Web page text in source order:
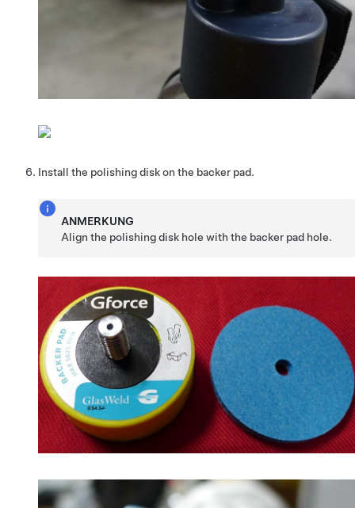
Install the polishing disk on the backer pad.
ANMERKUNG
Align the polishing disk hole with the backer pad hole.